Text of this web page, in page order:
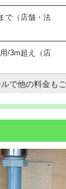
削・埋め戻し作
（VP・HI）使
（VP・HI）使
ング鋼管・銅
/3ｍまで)
ング鋼管・銅
/3ｍ超え)
で（店舗・法
/3m超え（店
で
3m超え
で他の料金も